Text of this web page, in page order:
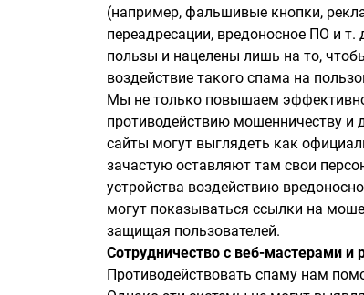
(например, фальшивые кнопки,
переадресации, вредоносное ПО и
пользы и нацелены лишь на то,
воздействие такого спама на
Мы не только повышаем
противодействию мошенничеству
сайты могут выглядеть как
зачастую оставляют там свои
устройства воздействию
могут показываться ссылки на
защищая пользователей.
Сотрудничество с веб-мастерами и
Противодействовать спаму нам